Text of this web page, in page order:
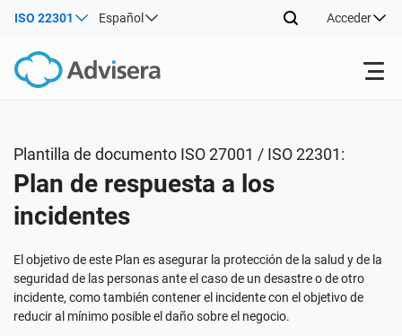
ISO 22301 Español Acceder
ISO 27001
DORA
Recursos gratuitos
Por dónde empezar
Consultores
Acerca de nosotros
Plantilla de documento ISO 27001 / ISO 22301:
Plan de respuesta a los
incidentes
El objetivo de este Plan es asegurar la protección de la salud y de la
seguridad de las personas ante el caso de un desastre o de otro
incidente, como también contener el incidente con el objetivo de
reducir al mínimo posible el daño sobre el negocio.